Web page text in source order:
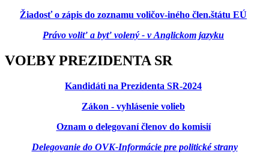
Žiadosť o zápis do zoznamu voličov-iného člen.štátu EÚ
Právo voliť a byť volený - v Anglickom jazyku
VOĽBY PREZIDENTA SR
Kandidáti na Prezidenta SR-2024
Zákon - vyhlásenie volieb
Oznam o delegovaní členov do komisií
Delegovanie do OVK-Informácie pre politické strany